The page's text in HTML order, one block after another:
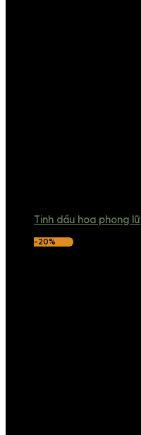
Tinh dầu hoa phong lữ
-20%